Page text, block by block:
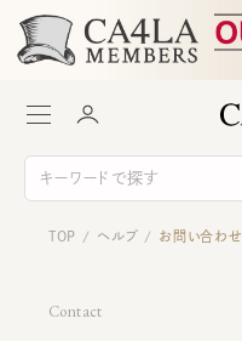
TOP / ヘルプ / お問い合わせ
Contact